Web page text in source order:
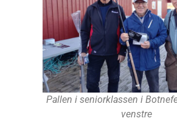
Pallen i seniorklassen i
venstre